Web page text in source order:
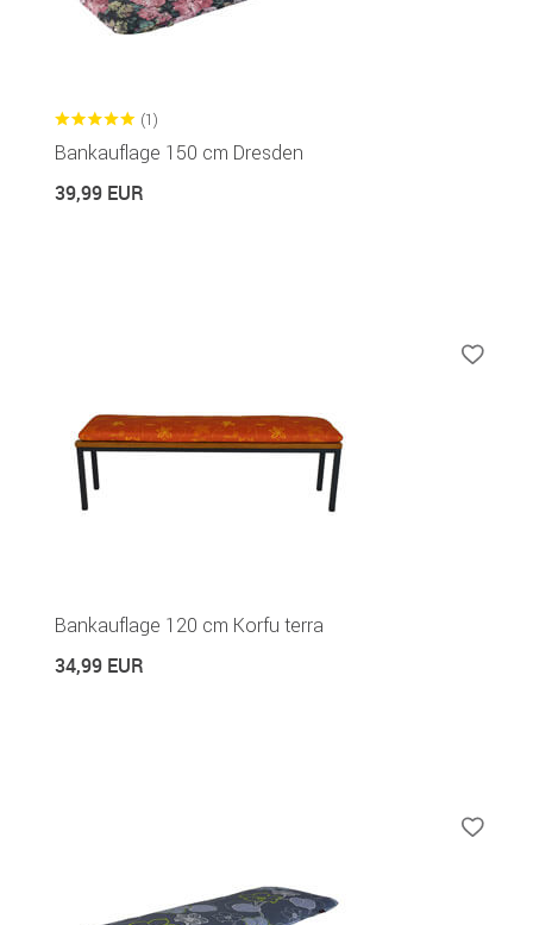
(1)
Bankauflage 150 cm Dresden
39,99 EUR
Bankauflage 120 cm Korfu terra
34,99 EUR